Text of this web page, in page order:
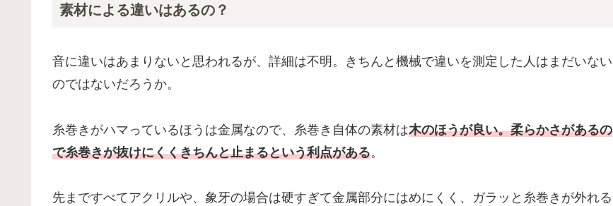
素材による違いはあるの？
音に違いはあまりないと思われるが、詳細は不明。きちんと機械で違いを測定した人はまだいない
のではないだろうか。
糸巻きがハマっているほうは金属なので、糸巻き自体の素材は木のほうが良い。柔らかさがあるの
で糸巻きが抜けにくくきちんと止まるという利点がある。
先まですべてアクリルや、象牙の場合は硬すぎて金属部分にはめにくく、ガラッと糸巻きが外れる